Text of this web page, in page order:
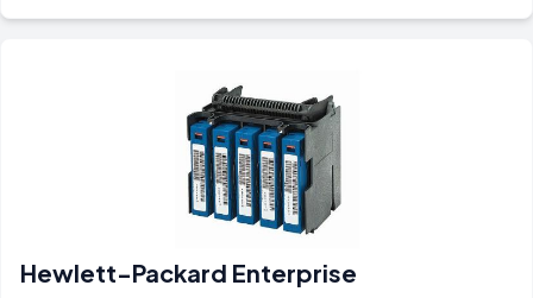
Hewlett-Packard Enterprise